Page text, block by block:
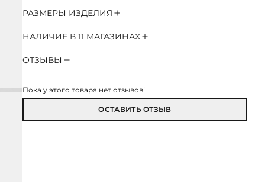
РАЗМЕРЫ ИЗДЕЛИЯ
НАЛИЧИЕ В 11 МАГАЗИНАХ
ОТЗЫВЫ
Пока у этого товара нет отзывов!
ОСТАВИТЬ ОТЗЫВ